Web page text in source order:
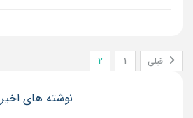
قبلی 1
2
نوشته های اخیر